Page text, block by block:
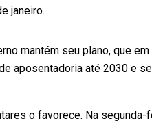
janeiro.
mantém seu plano, que
aposentadoria até 2030 e
o favorece. Na